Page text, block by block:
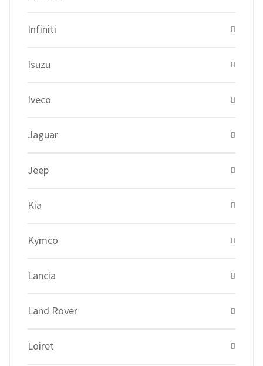
Infiniti
Isuzu
Iveco
Jaguar
Jeep
Kia
Kymco
Lancia
Land Rover
Loiret